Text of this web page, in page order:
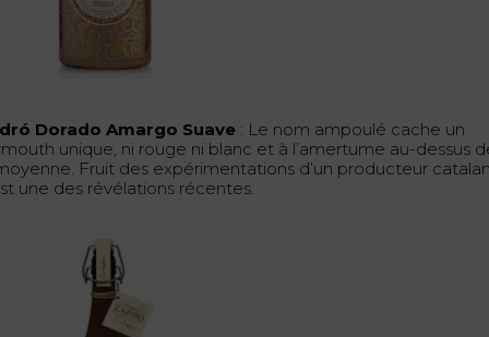
Dorado Amargo Suave : Le nom ampoulé cache un
unique, ni rouge ni blanc et à l’amertume au-dessus
Fruit des expérimentations d’un producteur
une des révélations récentes.